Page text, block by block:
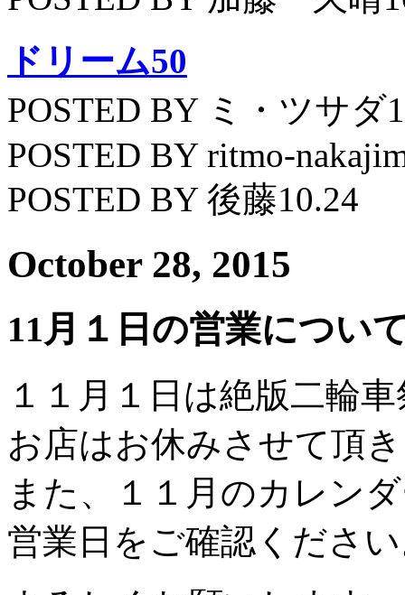
ドリーム50
POSTED BY ミ・ツサダ
POSTED BY ritmo-
POSTED BY 後藤10.24
October 28, 2015
11月１日の営業につい
１１月１日は絶版二輪
お店はお休みさせて頂
また、１１月のカレン
営業日をご確認くださ